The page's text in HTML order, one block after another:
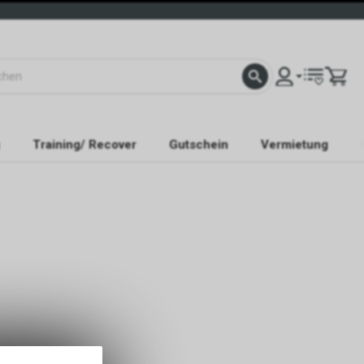
Training/ Recover Gutschein Vermietung